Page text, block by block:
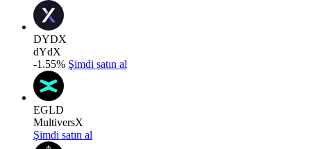
DYDX
dYdX
-1.55% Şimdi satın al
EGLD
MultiversX
Şimdi satın al